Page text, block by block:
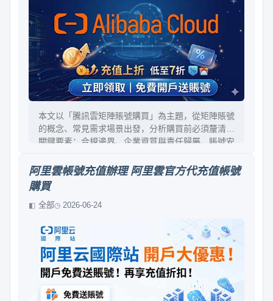
本文以「騰訊雲矩陣賬號購買」為主題，從矩陣賬號
的概念、常見需求場景出發，分析購買前必須釐清的
關鍵要素：合規邊界、企業資質與責任歸屬、賬號安
續維護。最後給出可操作的驗收清單與風險控制方
法，幫助讀者做出更穩妥的決策。
阿里雲帳號充值辦理 阿里雲官方代充值帳號
購買
全部 2026-06-24